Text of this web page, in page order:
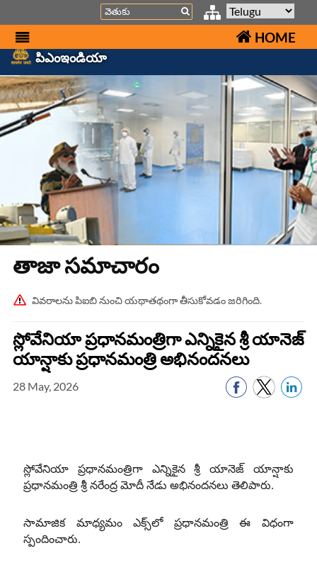
Search
HOME
పిఎంఇండియా
తాజా స‌మాచారం
వివరాలను పిఐబి నుంచి యథాతథంగా తీసుకోవడం జరిగింది.
స్లోవేనియా ప్రధానమంత్రిగా ఎన్నికైన శ్రీ యానెజ్
యాన్షాకు ప్రధానమంత్రి అభినందనలు
28 May, 2026
స్లోవేనియా ప్రధానమంత్రిగా ఎన్నికైన శ్రీ యానెజ్ యాన్షాకు
ప్రధానమంత్రి శ్రీ నరేంద్ర మోదీ నేడు అభినందనలు తెలిపారు.
సామాజిక మాధ్యమం ఎక్స్‌లో ప్రధానమంత్రి ఈ విధంగా
స్పందించారు.